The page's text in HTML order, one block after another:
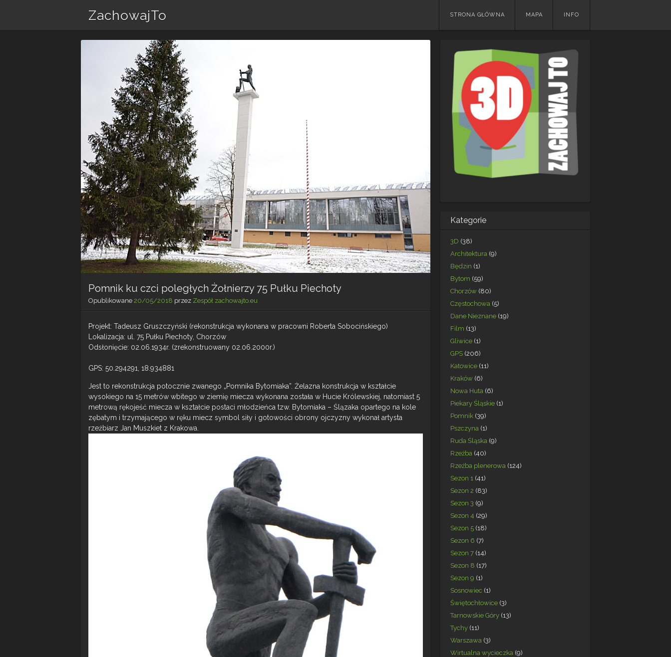
ZachowajTo
Skip
STRONA GŁÓWNA MAPA INFO
Pomnik ku czci poległych Żołnierzy 75 Pułku Piechoty
Opublikowane 20/05/2018 przez Zespół zachowajto.eu
Projekt: Tadeusz Gruszczyński (rekonstrukcja wykonana w pracowni Roberta Sobocińskiego)
Lokalizacja: ul. 75 Pułku Piechoty, Chorzów
Odsłonięcie: 02.06.1934r. (zrekonstruowany 02.06.2000r.)
GPS: 50.294291, 18.934881
Jest to rekonstrukcja potocznie zwanego „Pomnika Bytomiaka”. Żelazna konstrukcja w kształcie
wysokiego na 15 metrów wbitego w ziemię miecza wykonana została w Hucie Królewskiej, natomiast 5
metrową rękojeść miecza w kształcie postaci młodzieńca tzw. Bytomiaka – Ślązaka opartego na kole
zębatym i trzymającego w ręku miecz symbol siły i gotowości obrony ojczyzny wykonał artysta
rzeźbiarz Jan Muszkiet z Krakowa.
Kategorie
3D (38)
Architektura (9)
Będzin (1)
Bytom (59)
Chorzów (80)
Częstochowa (5)
Dane Nieznane (19)
Film (13)
Gliwice (1)
GPS (206)
Katowice (11)
Kraków (6)
Nowa Huta (6)
Piekary Śląskie (1)
Pomnik (39)
Pszczyna (1)
Ruda Śląska (9)
Rzeźba (40)
Rzeźba plenerowa (124)
Sezon 1 (41)
Sezon 2 (83)
Sezon 3 (9)
Sezon 4 (29)
Sezon 5 (18)
Sezon 6 (7)
Sezon 7 (14)
Sezon 8 (17)
Sezon 9 (1)
Sosnowiec (1)
Świętochłowice (3)
Tarnowskie Góry (13)
Tychy (11)
Warszawa (3)
Wirtualna wycieczka (9)